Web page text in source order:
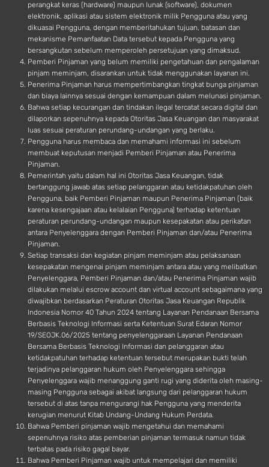
perangkat keras (hardware) maupun lunak (software), dokumen
elektronik, aplikasi atau sistem elektronik milik Pengguna atau yang
dikuasai Pengguna, dengan memberitahukan tujuan, batasan dan
mekanisme Pemanfaatan Data tersebut kepada Pengguna yang
bersangkutan sebelum memperoleh persetujuan yang dimaksud.
Pemberi Pinjaman yang belum memiliki pengetahuan dan pengalaman
pinjam meminjam, disarankan untuk tidak menggunakan layanan ini.
Penerima Pinjaman harus mempertimbangkan tingkat bunga pinjaman
dan biaya lainnya sesuai dengan kemampuan dalam melunasi pinjaman.
Bahwa setiap kecurangan dan tindakan ilegal tercatat secara digital dan
dilaporkan sepenuhnya kepada Otoritas Jasa Keuangan dan masyarakat
luas sesuai peraturan perundang-undangan yang berlaku.
Pengguna harus membaca dan memahami informasi ini sebelum
membuat keputusan menjadi Pemberi Pinjaman atau Penerima
Pinjaman.
Pemerintah yaitu dalam hal ini Otoritas Jasa Keuangan, tidak
bertanggung jawab atas setiap pelanggaran atau ketidakpatuhan oleh
Pengguna, baik Pemberi Pinjaman maupun Penerima Pinjaman (baik
karena kesengajaan atau kelalaian Pengguna) terhadap ketentuan
peraturan perundang-undangan maupun kesepakatan atau perikatan
antara Penyelenggara dengan Pemberi Pinjaman dan/atau Penerima
Pinjaman.
Setiap transaksi dan kegiatan pinjam meminjam atau pelaksanaan
kesepakatan mengenai pinjam meminjam antara atau yang melibatkan
Penyelenggara, Pemberi Pinjaman dan/atau Penerima Pinjaman wajib
dilakukan melalui escrow account dan virtual account sebagaimana yang
diwajibkan berdasarkan Peraturan Otoritas Jasa Keuangan Republik
Indonesia Nomor 40 Tahun 2024 tentang Layanan Pendanaan Bersama
Berbasis Teknologi Informasi serta Ketentuan Surat Edaran Nomor
19/SEOJK.06/2025 tentang penyelenggaraan Layanan Pendanaan
Bersama Berbasis Teknologi Informasi dan pelanggaran atau
ketidakpatuhan terhadap ketentuan tersebut merupakan bukti telah
terjadinya pelanggaran hukum oleh Penyelenggara sehingga
Penyelenggara wajib menanggung ganti rugi yang diderita oleh masing-
masing Pengguna sebagai akibat langsung dari pelanggaran hukum
tersebut di atas tanpa mengurangi hak Pengguna yang menderita
kerugian menurut Kitab Undang-Undang Hukum Perdata.
Bahwa Pemberi pinjaman wajib mengetahui dan memahami
sepenuhnya risiko atas pemberian pinjaman termasuk namun tidak
terbatas pada risiko gagal bayar.
Bahwa Pemberi Pinjaman wajib untuk mempelajari dan memiliki